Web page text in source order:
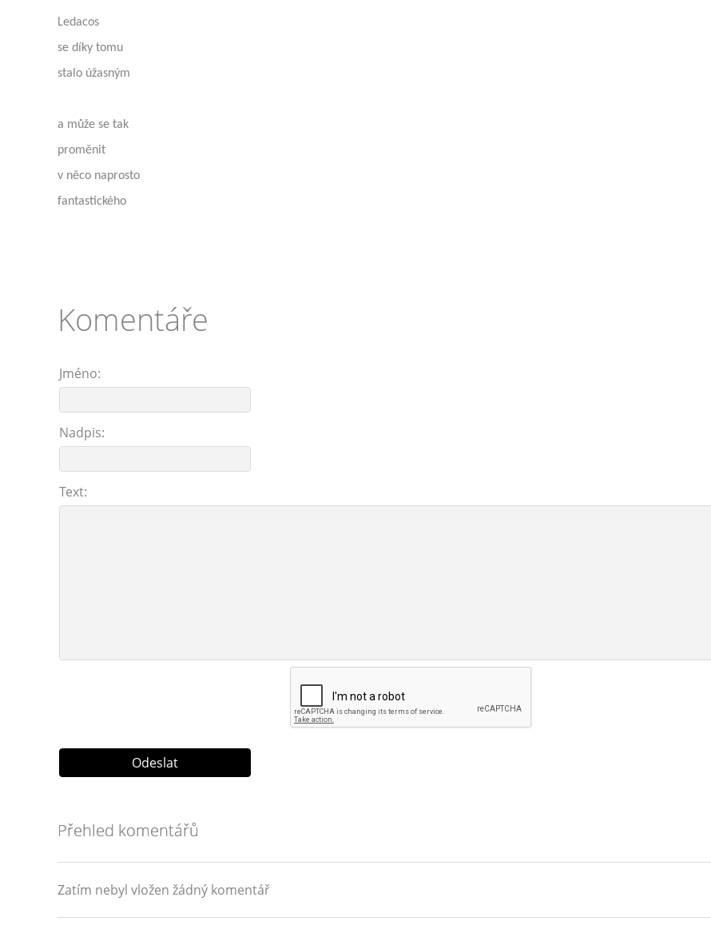
Ledacos
se díky tomu
stalo úžasným
a může se tak
proměnit
v něco naprosto
fantastického
Komentáře
Jméno:
Nadpis:
Text:
Přehled komentářů
Zatím nebyl vložen žádný komentář